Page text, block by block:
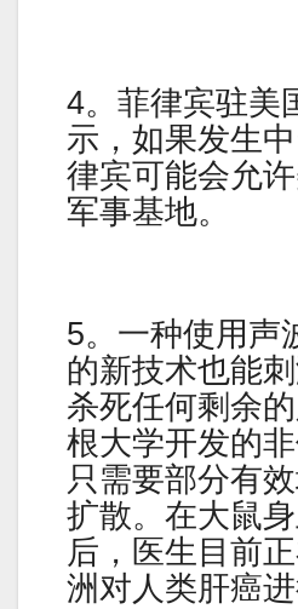
4。菲律宾驻美
示，如果发生
律宾可能会允
军事基地。
5。一种使用声
的新技术也能
杀死任何剩余
根大学开发的
只需要部分有
扩散。在大鼠
后，医生目前
洲对人类肝癌进